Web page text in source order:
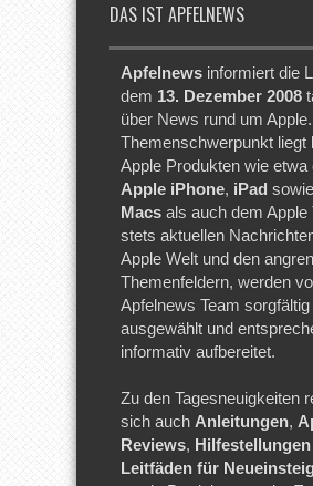
DAS IST APFELNEWS
Apfelnews informiert die
dem 13. Dezember 2008
über News rund um
Themenschwerpunkt liegt
Apple Produkten wie etwa
Apple iPhone, iPad
Macs als auch dem Apple
stets aktuellen
Apple Welt und den
Themenfeldern, werden
Apfelnews Team sorgfältig
ausgewählt und
informativ aufbereitet.
Zu den Tagesneuigkeiten
sich auch Anleitungen,
Reviews, Hilfestellungen
Leitfäden für